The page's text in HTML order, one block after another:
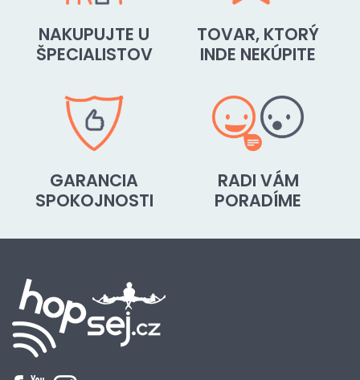
NAKUPUJTE U
ŠPECIALISTOV
TOVAR, KTORÝ
INDE NEKÚPITE
GARANCIA
SPOKOJNOSTI
RADI VÁM
PORADÍME